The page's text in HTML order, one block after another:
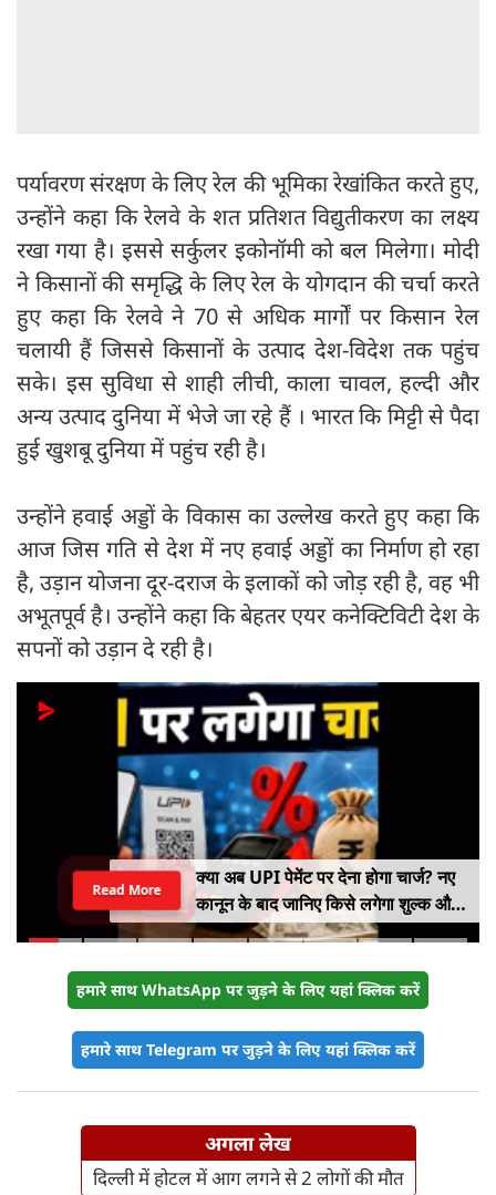
पर्यावरण संरक्षण के लिए रेल की भूमिका रेखांकित करते हुए,
उन्होंने कहा कि रेलवे के शत प्रतिशत विद्युतीकरण का लक्ष्य
रखा गया है। इससे सर्कुलर इकोनॉमी को बल मिलेगा। मोदी
ने किसानों की समृद्धि के लिए रेल के योगदान की चर्चा करते
हुए कहा कि रेलवे ने 70 से अधिक मार्गों पर किसान रेल
चलायी हैं जिससे किसानों के उत्पाद देश-विदेश तक पहुंच
सके। इस सुविधा से शाही लीची, काला चावल, हल्दी और
अन्य उत्पाद दुनिया में भेजे जा रहे हैं । भारत कि मिट्टी से पैदा
हुई खुशबू दुनिया में पहुंच रही है।
उन्‍होंने हवाई अड्डों के विकास का उल्लेख करते हुए कहा कि
आज जिस गति से देश में नए हवाई अड्डों का निर्माण हो रहा
है, उड़ान योजना दूर-दराज के इलाकों को जोड़ रही है, वह भी
अभूतपूर्व है। उन्होंने कहा कि बेहतर एयर कनेक्टिविटी देश के
सपनों को उड़ान दे रही है।
क्या अब UPI पेमेंट पर देना होगा चार्ज? नए
कानून के बाद जानिए किसे लगेगा शुल्क और
किसे नहीं
Read More
हमारे साथ WhatsApp पर जुड़ने के लिए यहां क्लिक करें
हमारे साथ Telegram पर जुड़ने के लिए यहां क्लिक करें
अगला लेख
दिल्ली में होटल में आग लगने से 2 लोगों की मौत